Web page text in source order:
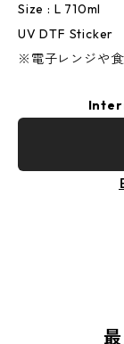
Size : L 710ml
UV DTF Sticker
※電子レンジや食